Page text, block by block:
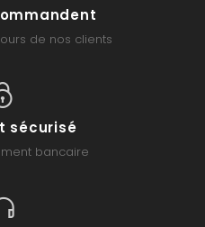
de nos clients
sécurisé
bancaire